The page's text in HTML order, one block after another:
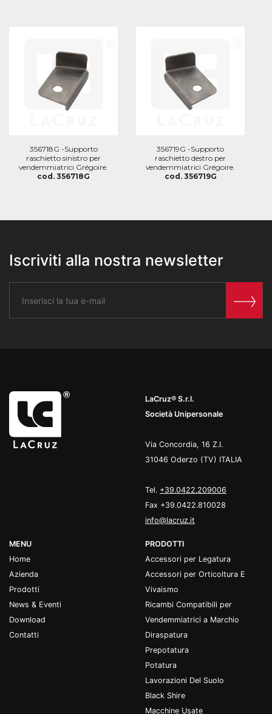
356718G -Supporto
raschietto sinistro per
vendemmiatrici Grégoire.
cod. 356718G
356719G -Supporto
raschietto destro per
vendemmiatrici Grégoire.
cod. 356719G
Iscriviti alla nostra newsletter
LaCruz® S.r.l.
Società Unipersonale
Via Concordia, 16 Z.I.
31046 Oderzo (TV) ITALIA
Tel. +39.0422.209006
Fax +39.0422.810028
info@lacruz.it
MENU
Home
Azienda
Prodotti
News & Eventi
Download
Contatti
PRODOTTI
Accessori per Legatura
Accessori per Orticoltura E
Vivaismo
Ricambi Compatibili per
Vendemmiatrici a Marchio
Diraspatura
Prepotatura
Potatura
Lavorazioni Del Suolo
Black Shire
Macchine Usate